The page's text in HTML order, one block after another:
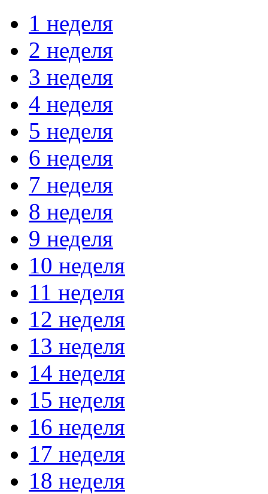
1 неделя
2 неделя
3 неделя
4 неделя
5 неделя
6 неделя
7 неделя
8 неделя
9 неделя
10 неделя
11 неделя
12 неделя
13 неделя
14 неделя
15 неделя
16 неделя
17 неделя
18 неделя